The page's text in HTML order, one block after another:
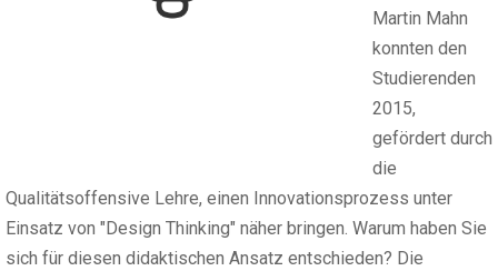
Martin Mahn
konnten den
Studierenden
2015,
gefördert durch
die
Qualitätsoffensive Lehre, einen Innovationsprozess unter
Einsatz von "Design Thinking" näher bringen. Warum haben Sie
sich für diesen didaktischen Ansatz entschieden? Die